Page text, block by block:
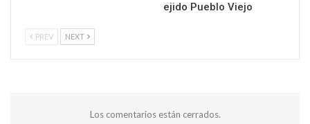
ejido Pueblo Viejo
PREV NEXT
Los comentarios están cerrados.